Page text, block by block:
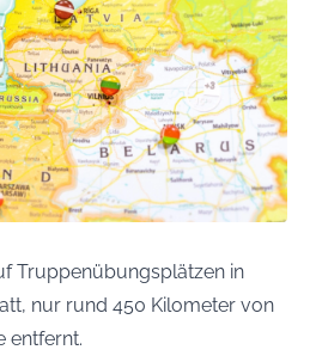
Truppenübungsplätzen in
nur rund 450 Kilometer von
entfernt.